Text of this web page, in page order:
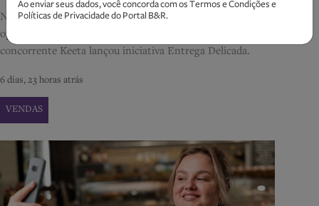
Na corrida pelas estregas delicadas, iFood aposta em inteligência
operacional para o delivery. Paralelamente, no mês passado,
concorrente Keeta lançou iniciativa Entrega Delicada.
6 dias, 23 horas atrás
VENDAS
Ao enviar seus dados, você concorda com osTermos e Condiçõese
Políticas de Privacidadedo Portal B&R.